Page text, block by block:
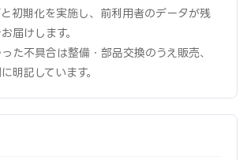
初期化を実施し、前利用者のデータが残
届けします。
た不具合は整備・部品交換のうえ販売、
明記しています。